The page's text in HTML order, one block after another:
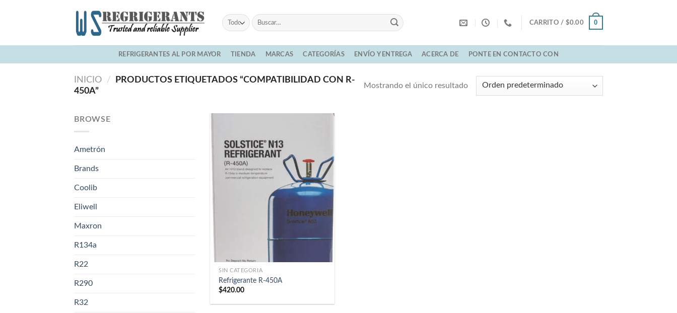
Buscar
por:
CARRITO / $0.00 0
REFRIGERANTES AL POR MAYOR TIENDA MARCAS CATEGORÍAS ENVÍO Y ENTREGA ACERCA DE PONTE EN CONTACTO CON
INICIO /
PRODUCTOS ETIQUETADOS “COMPATIBILIDAD CON R-
450A”
Mostrando el único resultado
BROWSE
Ametrón
Brands
Coolib
Eliwell
Maxron
R134a
R22
R290
R32
SIN CATEGORÍA
Refrigerante R-450A
$420.00